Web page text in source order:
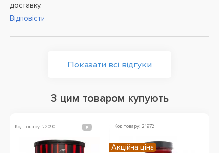
доставку.
Відповісти
Показати всі відгуки
З цим товаром купують
Код товару: 22090 Код товару: 21972
Акційна ціна